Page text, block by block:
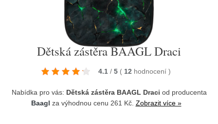
Dětská zástěra BAAGL Draci
4.1 / 5 ( 12 hodnocení )
Nabídka pro vás: Dětská zástěra BAAGL Draci od producenta
Baagl za výhodnou cenu 261 Kč. Zobrazit více »